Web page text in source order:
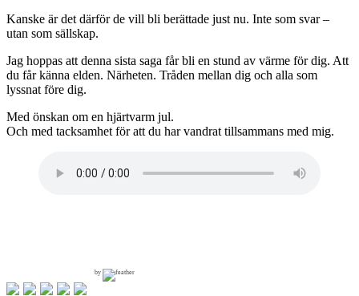
Kanske är det därför de vill bli berättade just nu. Inte som svar –
utan som sällskap.
Jag hoppas att denna sista saga får bli en stund av värme för dig. Att
du får känna elden. Närheten. Tråden mellan dig och alla som
lyssnat före dig.
Med önskan om en hjärtvarm jul.
Och med tacksamhet för att du har vandrat tillsammans med mig.
by